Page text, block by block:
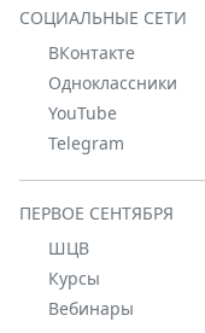
СОЦИАЛЬНЫЕ СЕТИ
ВКонтакте
Одноклассники
YouTube
Telegram
ПЕРВОЕ СЕНТЯБРЯ
ШЦВ
Курсы
Вебинары